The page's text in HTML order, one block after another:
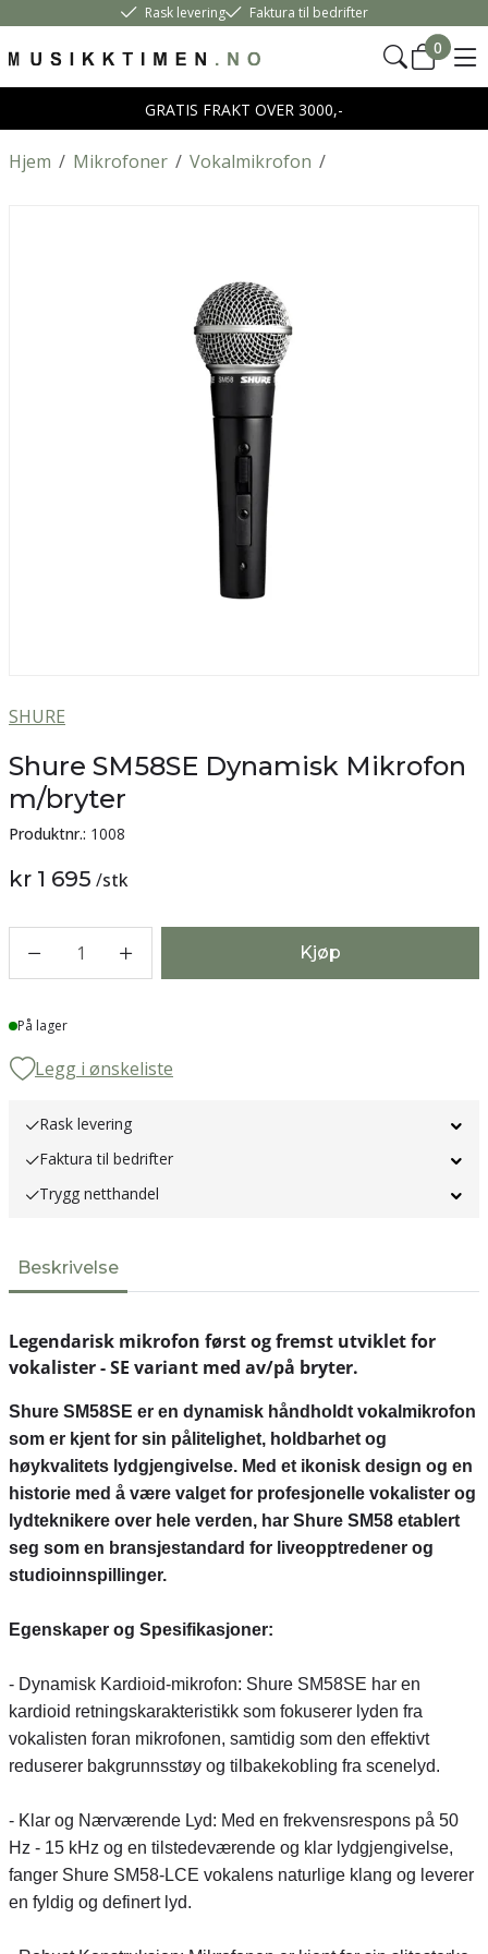
Rask levering Faktura til bedrifter
0
GRATIS FRAKT OVER 3000,-
/
Hjem /
Mikrofoner /
Vokalmikrofon
SHURE
Shure SM58SE Dynamisk Mikrofon
m/bryter
Produktnr.: 1008
kr 1 695 /stk
1 Kjøp
Lager
På lager
Legg i ønskeliste
Rask levering
Faktura til bedrifter
Trygg netthandel
Beskrivelse
Legendarisk mikrofon først og fremst utviklet for
vokalister - SE variant med av/på bryter.
Shure SM58SE er en dynamisk håndholdt vokalmikrofon
som er kjent for sin pålitelighet, holdbarhet og
høykvalitets lydgjengivelse. Med et ikonisk design og en
historie med å være valget for profesjonelle vokalister og
lydteknikere over hele verden, har Shure SM58 etablert
seg som en bransjestandard for liveopptredener og
studioinnspillinger.
Egenskaper og Spesifikasjoner:
- Dynamisk Kardioid-mikrofon: Shure SM58SE har en
kardioid retningskarakteristikk som fokuserer lyden fra
vokalisten foran mikrofonen, samtidig som den effektivt
reduserer bakgrunnsstøy og tilbakekobling fra scenelyd.
- Klar og Nærværende Lyd: Med en frekvensrespons på 50
Hz - 15 kHz og en tilstedeværende og klar lydgjengivelse,
fanger Shure SM58-LCE vokalens naturlige klang og leverer
en fyldig og definert lyd.